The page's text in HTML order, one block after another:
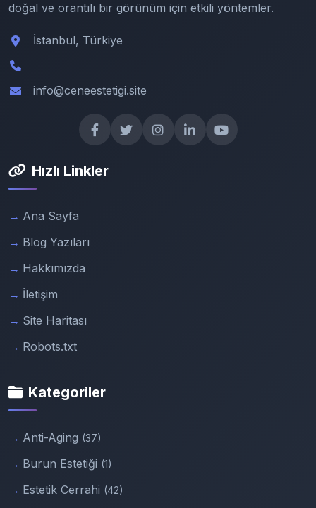
doğal ve orantılı bir görünüm için etkili yöntemler.
İstanbul, Türkiye
info@ceneestetigi.site
Hızlı Linkler
Ana Sayfa
Blog Yazıları
Hakkımızda
İletişim
Site Haritası
Robots.txt
Kategoriler
Anti-Aging (37)
Burun Estetiği (1)
Estetik Cerrahi (42)